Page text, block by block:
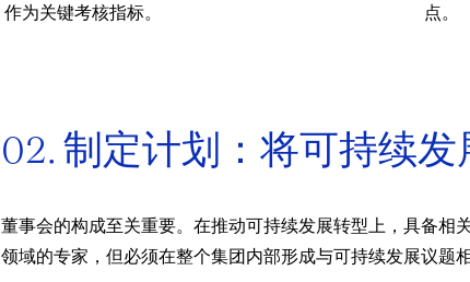
作为关键考核指标。
点。
02. 制定计划：将可持续
董事会的构成至关重要。在推动可持续发展转型上，具备
领域的专家，但必须在整个集团内部形成与可持续发展议题